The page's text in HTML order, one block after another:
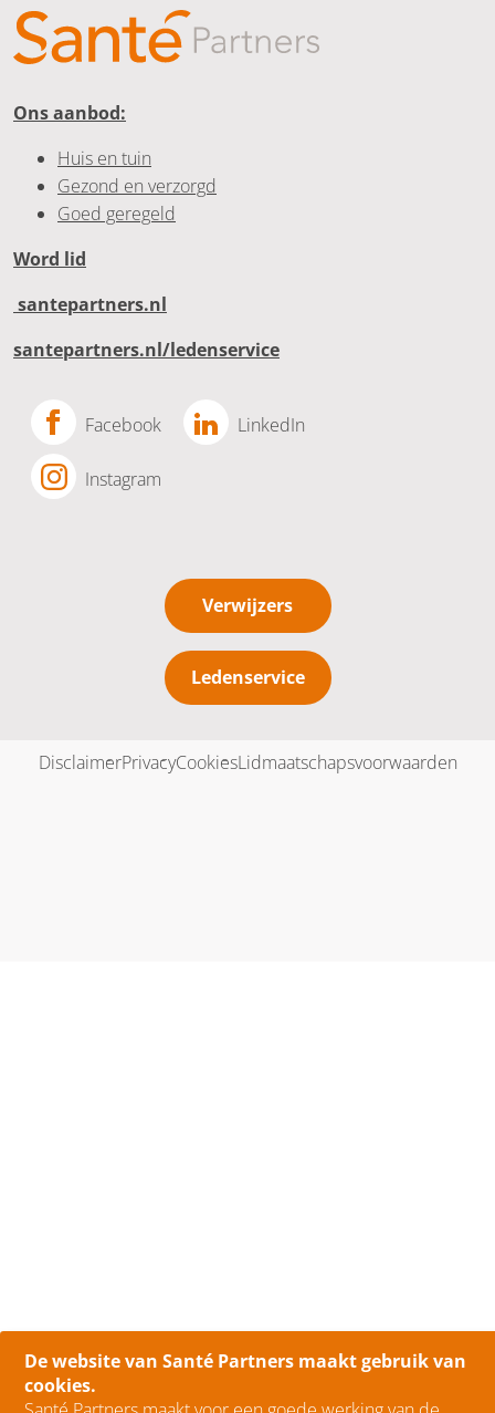
De website van Santé Partners maakt gebruik van
cookies.
Ons aanbod:
Huis en tuin
Gezond en verzorgd
Goed geregeld
Word lid
santepartners.nl
santepartners.nl/ledenservice
Facebook LinkedIn
Instagram
Verwijzers
Ledenservice
DisclaimerPrivacyCookiesLidmaatschapsvoorwaarden